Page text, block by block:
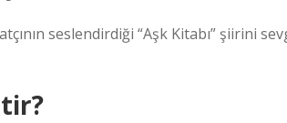
seslendirdiği “Aşk Kitabı” şiirini